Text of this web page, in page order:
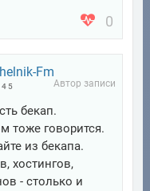
0
Fm
бекап.
тоже говорится.
из бекапа.
хостингов,
- столько и